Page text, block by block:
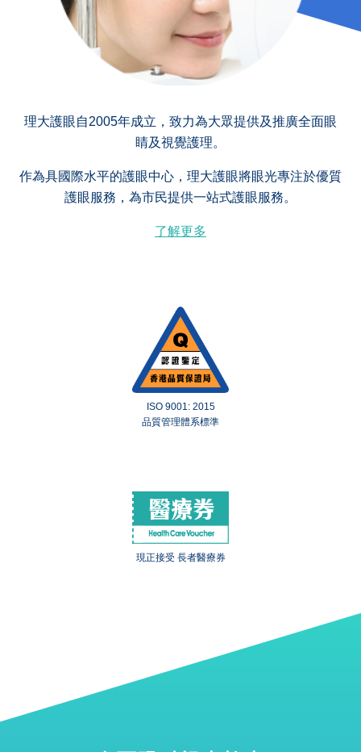
理大護眼自2005年成立，致力為大眾提供及推廣全面眼
睛及視覺護理。
作為具國際水平的護眼中心，理大護眼將眼光專注於優質
護眼服務，為市民提供一站式護眼服務。
了解更多
ISO 9001: 2015
品質管理體系標準
現正接受 長者醫療券